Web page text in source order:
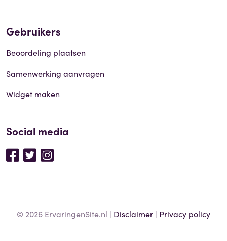
Gebruikers
Beoordeling plaatsen
Samenwerking aanvragen
Widget maken
Social media
© 2026 ErvaringenSite.nl | Disclaimer | Privacy policy